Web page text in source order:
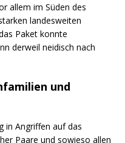
allem im Süden des
landesweiten
Paket konnte
derweil neidisch nach
und
in Angriffen auf das
Paare und sowieso allen